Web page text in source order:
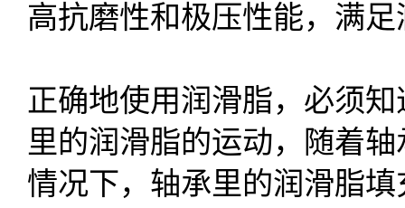
高抗磨性和极压性能，满
正确地使用润滑脂，必须
里的润滑脂的运动，随着
情况下，轴承里的润滑脂